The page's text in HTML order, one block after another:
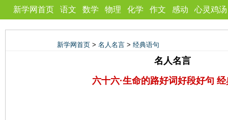
新学网首页 语文 数学 物理 化学 作文 感动 心灵鸡汤
新学网首页 > 名人名言 > 经典语句
名人名言
六十六·生命的路好词好段好句